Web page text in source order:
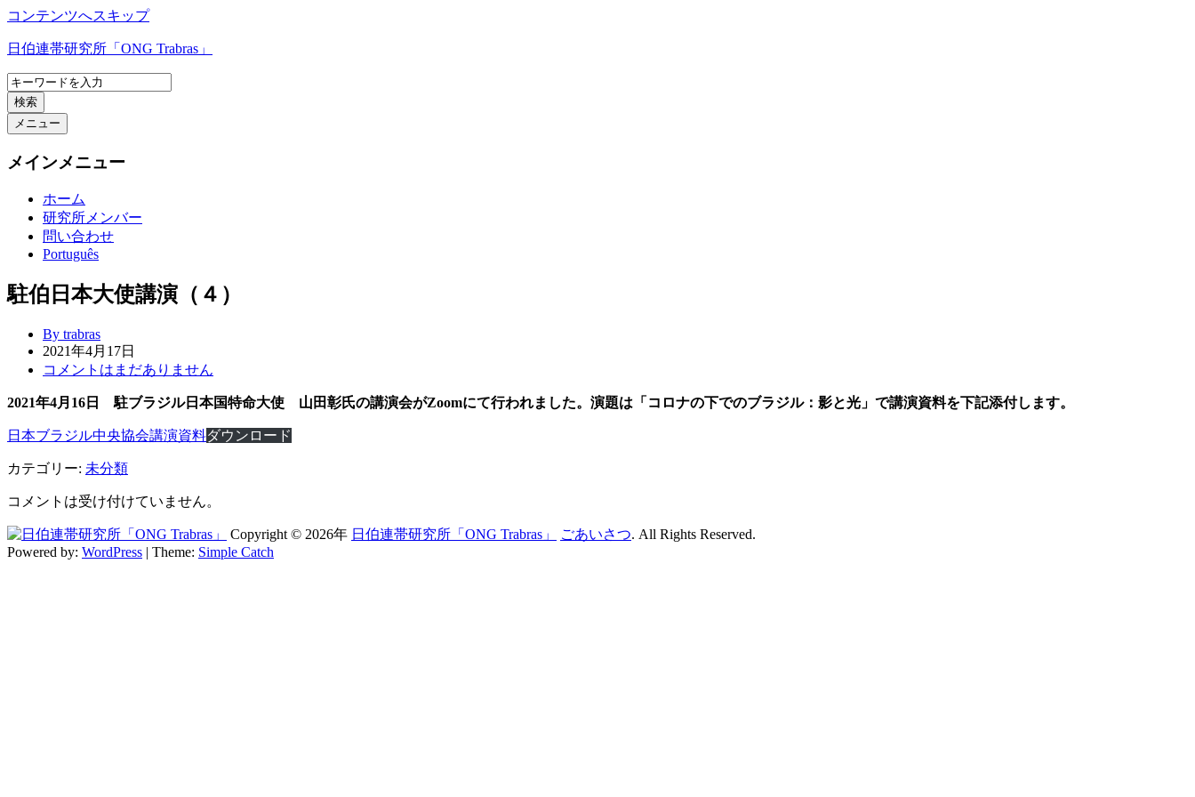
コンテンツへスキップ
日伯連帯研究所「ONG Trabras」
検索
メニュー
メインメニュー
ホーム
研究所メンバー
問い合わせ
Português
駐伯日本大使講演（４）
By trabras
2021年4月17日
コメントはまだありません
2021年4月16日 駐ブラジル日本国特命大使 山田彰氏の講演会がZoomにて行われました。演題は「コロナの下でのブラジル：影と光」で講演資料を下記添付します。
日本ブラジル中央協会講演資料ダウンロード
カテゴリー: 未分類
コメントは受け付けていません。
Copyright © 2026年 日伯連帯研究所「ONG Trabras」 ごあいさつ. All Rights Reserved.
Powered by: WordPress | Theme: Simple Catch